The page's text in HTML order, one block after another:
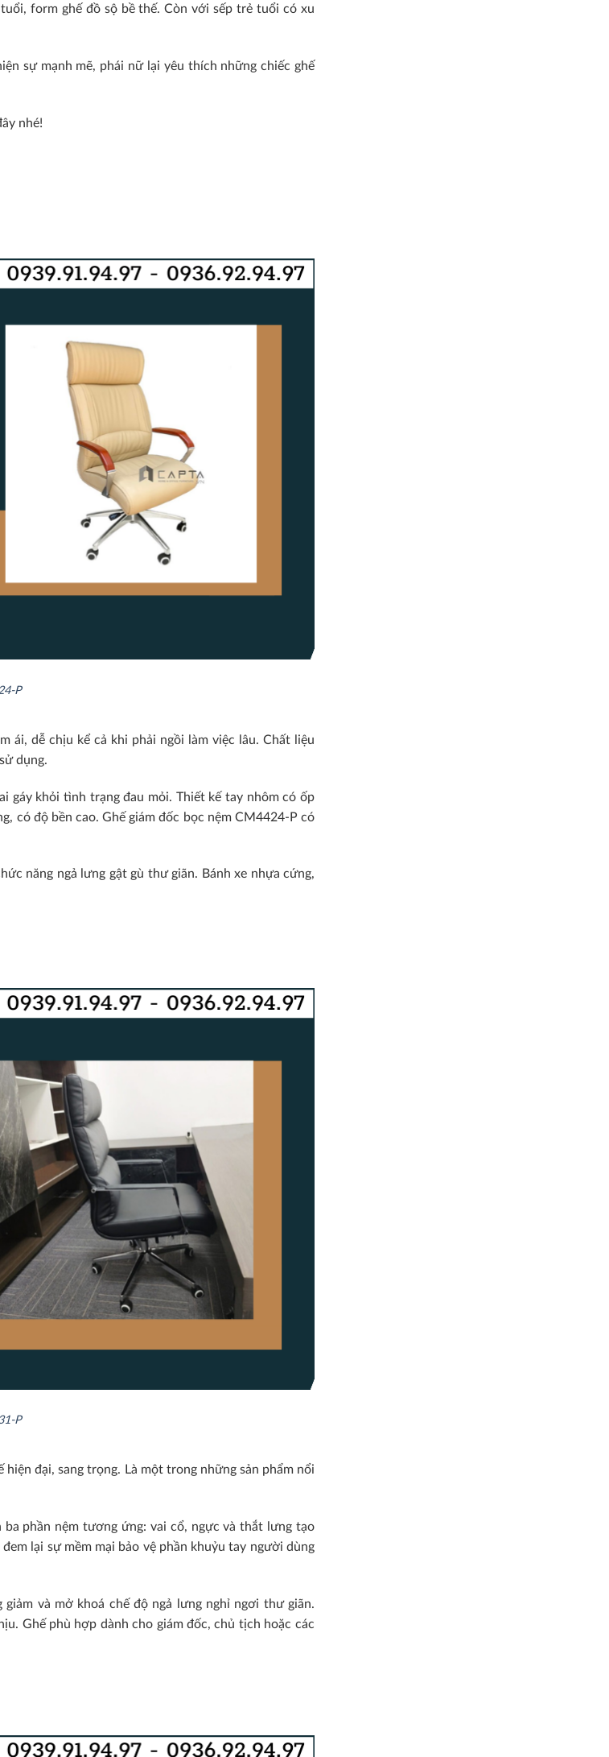
form ghế đồ sộ bề thế. Còn với sếp trẻ tuổi có xu
sự mạnh mẽ, phái nữ lại yêu thích những chiếc ghế
nhé!
P
ái, dễ chịu kể cả khi phải ngồi làm việc lâu. Chất liệu
dụng.
gáy khỏi tình trạng đau mỏi. Thiết kế tay nhôm có ốp
có độ bền cao. Ghế giám đốc bọc nệm CM4424-P có
năng ngả lưng gật gù thư giãn. Bánh xe nhựa cứng,
P
đại, sang trọng. Là một trong những sản phẩm nổi
phần nệm tương ứng: vai cổ, ngực và thắt lưng tạo
đem lại sự mềm mại bảo vệ phần khuỷu tay người dùng
và mở khoá chế độ ngả lưng nghỉ ngơi thư giãn.
Ghế phù hợp dành cho giám đốc, chủ tịch hoặc các